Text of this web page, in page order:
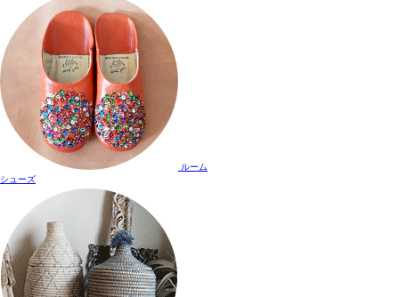
ルーム
シューズ